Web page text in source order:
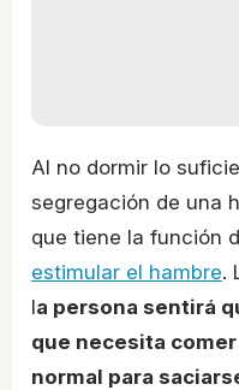
Al no dormir lo
segregación de una
que tiene la función
estimular el hambre.
la persona sentirá
que necesita
normal para